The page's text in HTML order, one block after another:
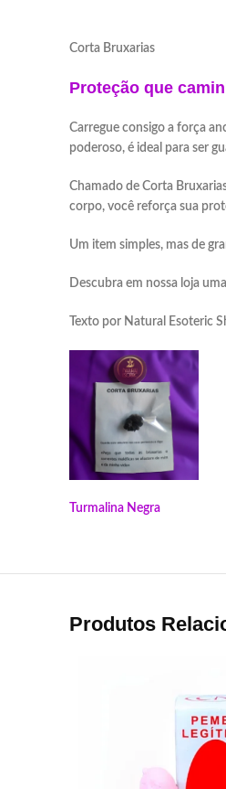
Proteção que
Carregue consigo a força
poderoso, é ideal para ser
Chamado de Corta
corpo, você reforça sua
Um item simples, mas de
Descubra em nossa loja
Texto por Natural Esoteric
Turmalina Negra
Produtos